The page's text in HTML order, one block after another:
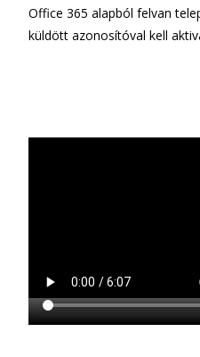
Office 365 alapból felvan
küldött azonosítóval kell